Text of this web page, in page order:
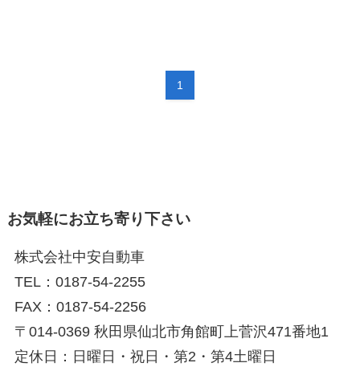
1
お気軽にお立ち寄り下さい
株式会社中安自動車
TEL：0187-54-2255
FAX：0187-54-2256
〒014-0369 秋田県仙北市角館町上菅沢471番地1
定休日：日曜日・祝日・第2・第4土曜日